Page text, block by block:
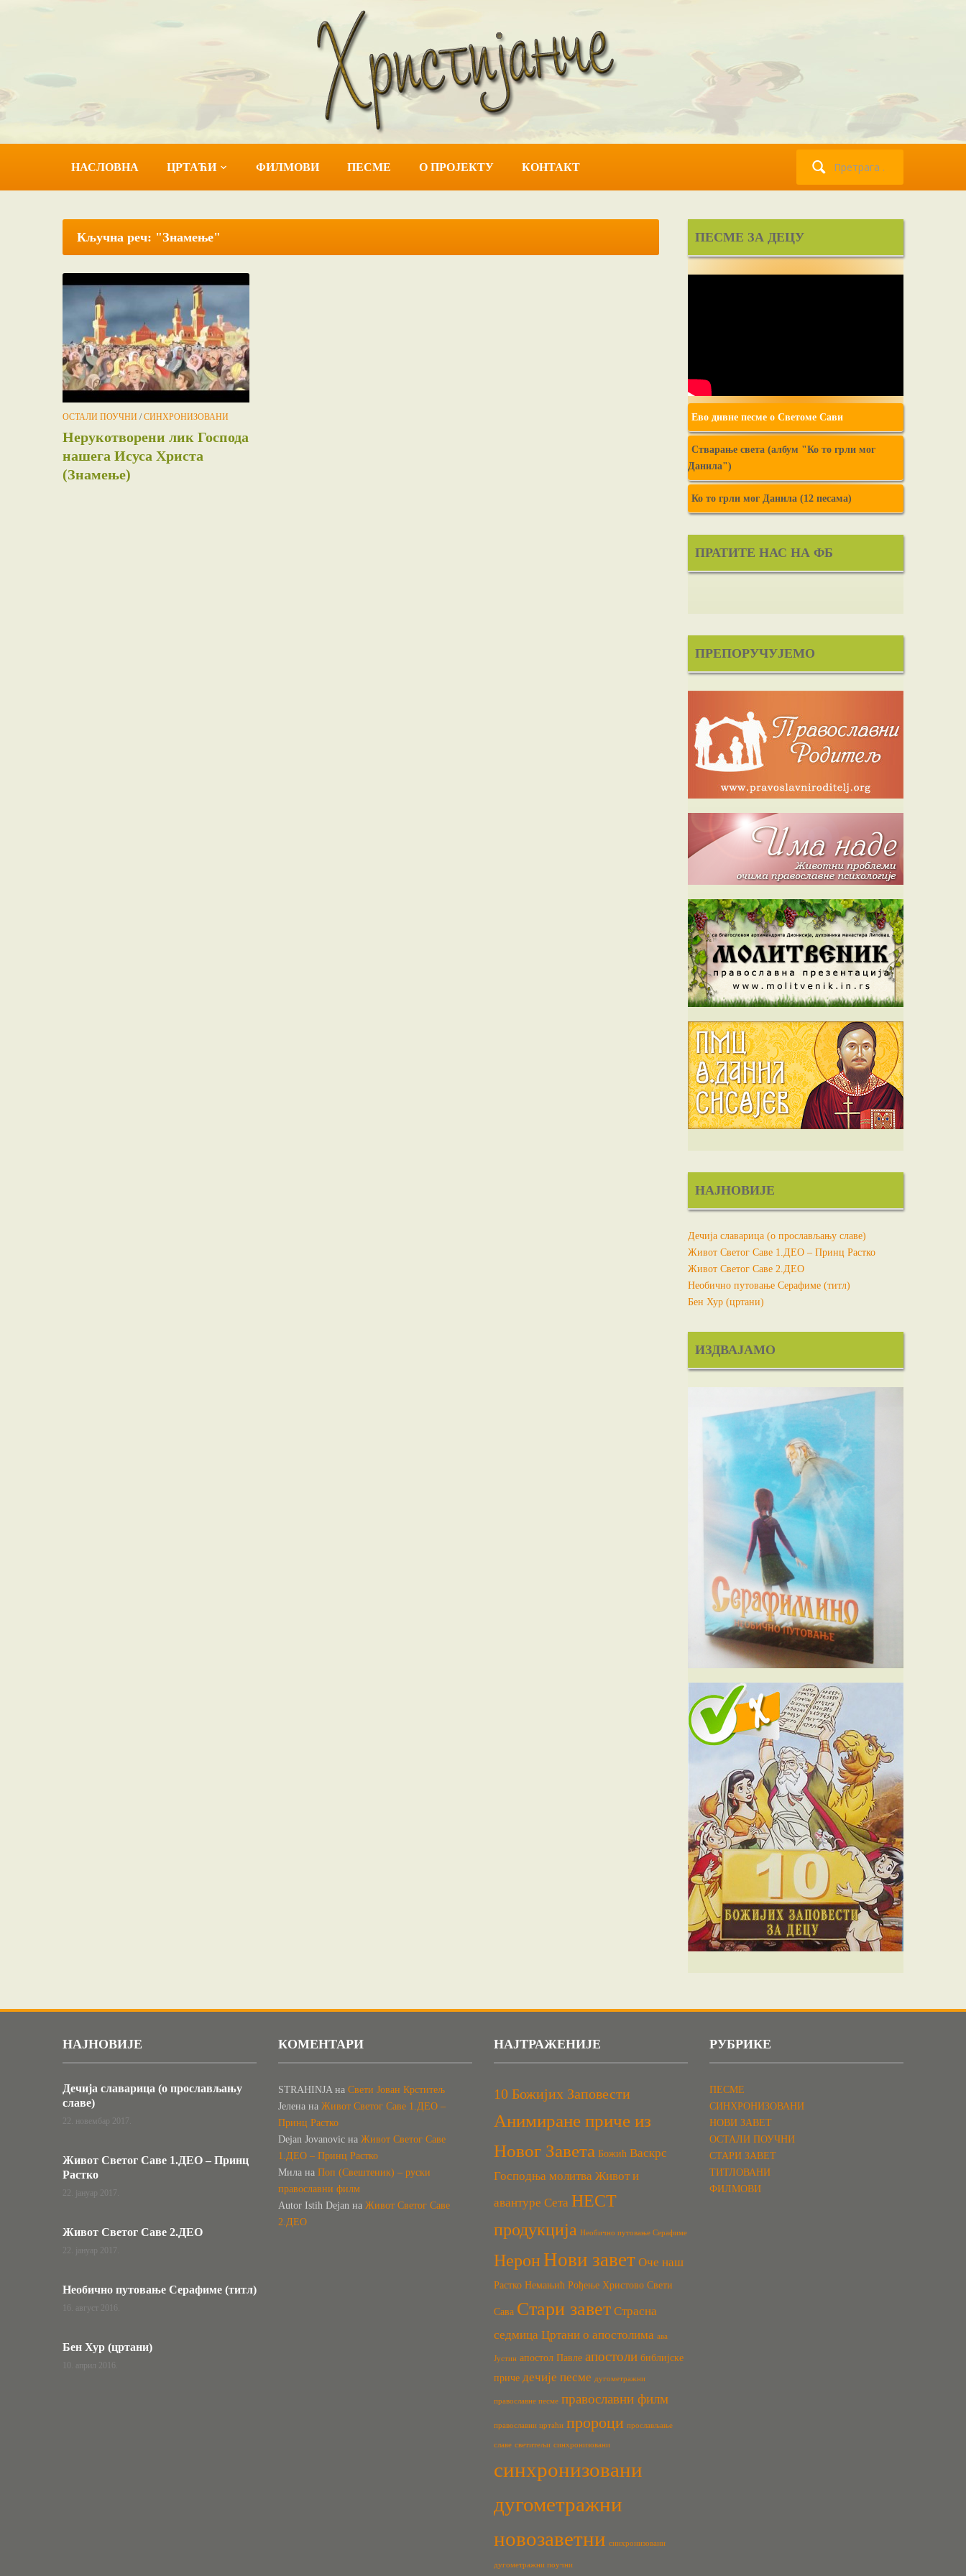
НАСЛОВНА ЦРТАЋИ ФИЛМОВИ ПЕСМЕ О ПРОЈЕКТУ КОНТАКТ
Кључна реч: "Знамење"
ОСТАЛИ ПОУЧНИ /СИНХРОНИЗОВАНИ
Нерукотворени лик Господа
нашега Исуса Христа
(Знамење)
ПЕСМЕ ЗА ДЕЦУ
Ево дивне песме о Светоме Сави
Стварање света (албум "Ко то грли мог
Данила")
Ко то грли мог Данила (12 песама)
ПРАТИТЕ НАС НА ФБ
ПРЕПОРУЧУЈЕМО
НАЈНОВИЈЕ
Дечија славарица (о прослављању славе)
Живот Светог Саве 1.ДЕО – Принц Растко
Живот Светог Саве 2.ДЕО
Необично путовање Серафиме (титл)
Бен Хур (цртани)
ИЗДВАЈАМО
НАЈНОВИЈЕ
Дечија славарица (о прослављању
славе)
22. новембар 2017.
Живот Светог Саве 1.ДЕО – Принц
Растко
22. јануар 2017.
Живот Светог Саве 2.ДЕО
22. јануар 2017.
Необично путовање Серафиме (титл)
16. август 2016.
Бен Хур (цртани)
10. април 2016.
КОМЕНТАРИ
STRAHINJAна Свети Јован Крститељ
Јелена на Живот Светог Саве 1.ДЕО –
Принц Растко
Dejan Jovanovic на Живот Светог Саве
1.ДЕО – Принц Растко
Мила на Поп (Свештеник) – руски
православни филм
Autor Istih Dejan на Живот Светог Саве
2.ДЕО
НАЈТРАЖЕНИЈЕ
10 Божијих Заповести
Анимиране приче из
Новог Завета Божић Васкрс
Господња молитва Живот и
авантуре Сета НЕСТ
продукција Необично путовање Серафиме
Нерон Нови завет Оче наш
Растко Немањић Рођење Христово Свети
Сава Стари завет Страсна
седмица Цртани о апостолима ава
Јустин апостол Павле апостоли библијске
приче дечије песме дугометражни
православне песме православни филм
православни цртаћи пророци прослављање
славе светитељи синхронизовани
синхронизовани
дугометражни
новозаветни синхронизовани
дугометражни поучни
РУБРИКЕ
ПЕСМЕ
СИНХРОНИЗОВАНИ
НОВИ ЗАВЕТ
ОСТАЛИ ПОУЧНИ
СТАРИ ЗАВЕТ
ТИТЛОВАНИ
ФИЛМОВИ